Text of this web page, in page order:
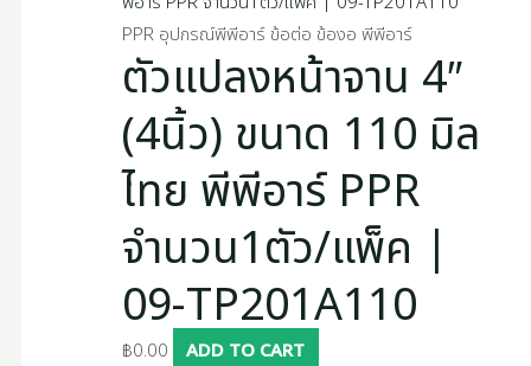
PPR อุปกรณ์พีพีอาร์ ข้อต่อ ข้องอ พีพีอาร์
ตัวแปลงหน้าจาน 4″
(4นิ้ว) ขนาด 110 มิล
ไทย พีพีอาร์ PPR
จำนวน1ตัว/แพ็ค |
09-TP201A110
฿0.00 ADD TO CART